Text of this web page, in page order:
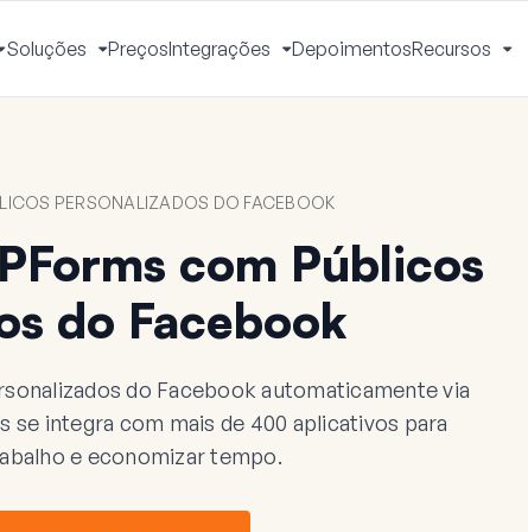
Alternar
Menu
Soluções
Alternar
Menu
PreçosIntegrações
Alternar
Menu
DepoimentosRecursos
PERSONALIZADOS DO FACEBOOK
com Públicos
do Facebook
do Facebook automaticamente via
se integra com mais de 400 aplicativos para
e economizar tempo.